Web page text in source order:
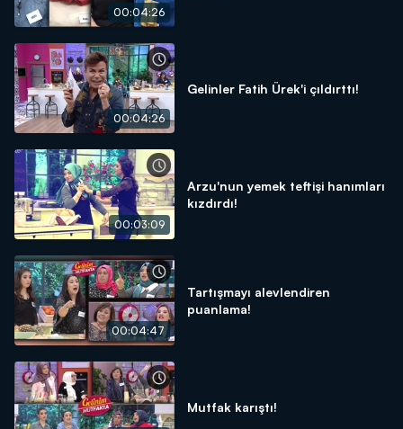
00:04:26
00:04:26
Gelinler Fatih Ürek'i çıldırttı!
00:03:09
Arzu'nun yemek teftişi hanımları
kızdırdı!
00:04:47
Tartışmayı alevlendiren
puanlama!
Mutfak karıştı!